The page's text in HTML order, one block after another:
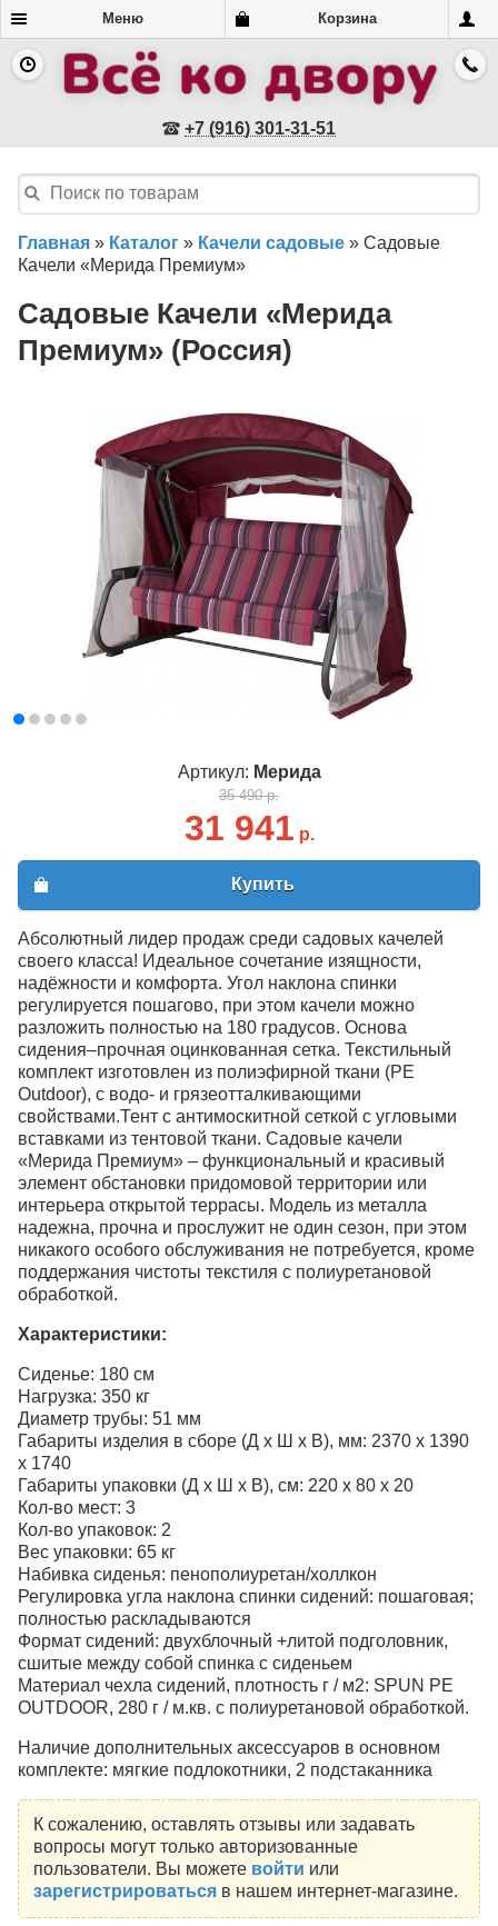
Меню Корзина
+7 (916) 301-31-51
Главная » Каталог » Качели садовые » Садовые
Качели «Мерида Премиум»
Садовые Качели «Мерида
Премиум» (Россия)
Артикул: Мерида
35 490 р.
31 941 р.
Купить
Абсолютный лидер продаж среди садовых качелей
своего класса! Идеальное сочетание изящности,
надёжности и комфорта. Угол наклона спинки
регулируется пошагово, при этом качели можно
разложить полностью на 180 градусов. Основа
сидения–прочная оцинкованная сетка. Текстильный
комплект изготовлен из полиэфирной ткани (PE
Outdoor), с водо- и грязеотталкивающими
свойствами.Тент с антимоскитной сеткой с угловыми
вставками из тентовой ткани. Садовые качели
«Мерида Премиум» – функциональный и красивый
элемент обстановки придомовой территории или
интерьера открытой террасы. Модель из металла
надежна, прочна и прослужит не один сезон, при этом
никакого особого обслуживания не потребуется, кроме
поддержания чистоты текстиля с полиуретановой
обработкой.
Характеристики:
Сиденье: 180 см
Нагрузка: 350 кг
Диаметр трубы: 51 мм
Габариты изделия в сборе (Д х Ш х В), мм: 2370 х 1390
х 1740
Габариты упаковки (Д х Ш х В), см: 220 х 80 х 20
Кол-во мест: 3
Кол-во упаковок: 2
Вес упаковки: 65 кг
Набивка сиденья: пенополиуретан/холлкон
Регулировка угла наклона спинки сидений: пошаговая;
полностью раскладываются
Формат сидений: двухблочный +литой подголовник,
сшитые между собой спинка с сиденьем
Материал чехла сидений, плотность г / м2: SPUN PE
OUTDOOR, 280 г / м.кв. с полиуретановой обработкой.
Наличие дополнительных аксессуаров в основном
комплекте: мягкие подлокотники, 2 подстаканника
К сожалению, оставлять отзывы или задавать
вопросы могут только авторизованные
пользователи. Вы можете войти или
зарегистрироватьсяв нашем интернет-магазине.